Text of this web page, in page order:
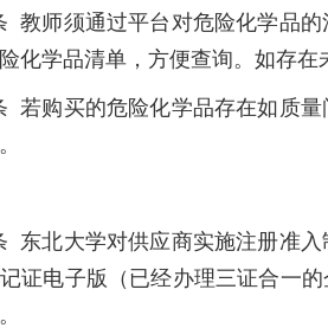
教师须通过平台对危险化学品
化学品清单，方便查询。如存
若购买的危险化学品存在如质
东北大学对供应商实施注册准
证电子版（已经办理三证合一